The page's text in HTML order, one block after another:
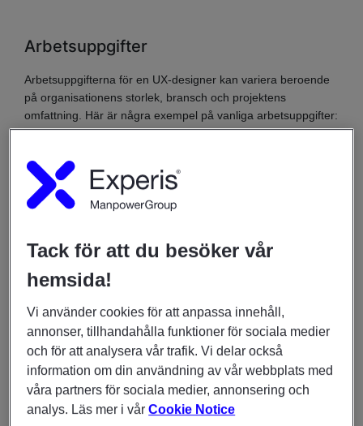
Arbetsuppgifter
Arbetsuppgifterna för en UX-designer kan variera beroende
på organisationens storlek, bransch och projektens
omfattning. Här är några exempel på vanliga arbetsuppgifter:
forskning för att förstå användarnas behov, mål och
preferenser. Det kan inkludera att utföra intervjuer,
användartestning, beteendeanalyser och analys av
Användarcentrerad design:
användarcentrerade designlösningar genom att
använda metoder som UI-design, interaktionsdesign
och produktdesign. Du arbetar med att skapa
wireframes, användargränssnitt och interaktionsflöden
för att visualisera och testa olika designkoncept.
Användartestning:Du utför användartester för att
utvärdera och validera designidéer och koncept.
Tack för att du besöker vår
hemsida!
Vi använder cookies för att anpassa innehåll,
annonser, tillhandahålla funktioner för sociala medier
och för att analysera vår trafik. Vi delar också
information om din användning av vår webbplats med
våra partners för sociala medier, annonsering och
analys. Läs mer i vårCookie Notice